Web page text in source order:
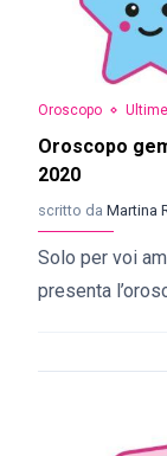
Oroscopo
Oroscopo
2020
scritto da Martina
Solo per voi
presenta